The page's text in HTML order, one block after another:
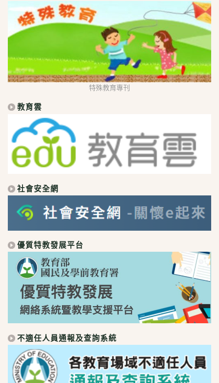
特殊教育專刊
教育雲
社會安全網
優質特教發展平台
不適任人員通報及查詢系統